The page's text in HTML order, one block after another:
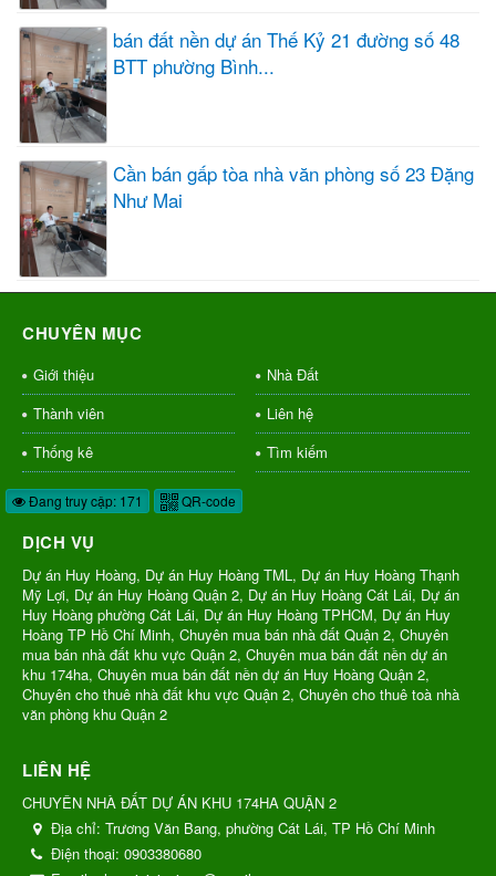
bán đất nền dự án Thế Kỷ 21 đường số 48
BTT phường Bình...
Cần bán gấp tòa nhà văn phòng số 23 Đặng
Như Mai
CHUYÊN MỤC
Giới thiệu
Nhà Đất
Thành viên
Liên hệ
Thống kê
Tìm kiếm
Đang truy cập: 171 QR-code
DỊCH VỤ
Dự án Huy Hoàng, Dự án Huy Hoàng TML, Dự án Huy Hoàng Thạnh
Mỹ Lợi, Dự án Huy Hoàng Quận 2, Dự án Huy Hoàng Cát Lái, Dự án
Huy Hoàng phường Cát Lái, Dự án Huy Hoàng TPHCM, Dự án Huy
Hoàng TP Hồ Chí Minh, Chuyên mua bán nhà đất Quận 2, Chuyên
mua bán nhà đất khu vực Quận 2, Chuyên mua bán đất nền dự án
khu 174ha, Chuyên mua bán đất nền dự án Huy Hoàng Quận 2,
Chuyên cho thuê nhà đất khu vực Quận 2, Chuyên cho thuê toà nhà
văn phòng khu Quận 2
LIÊN HỆ
CHUYÊN NHÀ ĐẤT DỰ ÁN KHU 174HA QUẬN 2
Địa chỉ: Trương Văn Bang, phường Cát Lái, TP Hồ Chí Minh
Điện thoại: 0903380680